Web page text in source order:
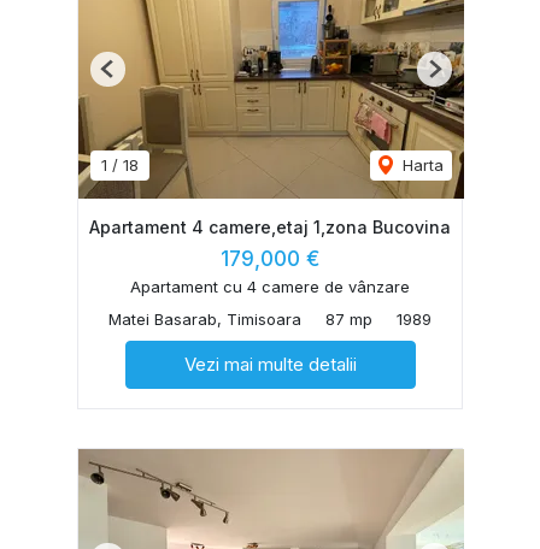
1 / 18 Harta
Previous Next
Apartament 4 camere,etaj 1,zona Bucovina
179,000 €
Apartament cu 4 camere de vânzare
Matei Basarab, Timisoara
87 mp 1989
Vezi mai multe detalii